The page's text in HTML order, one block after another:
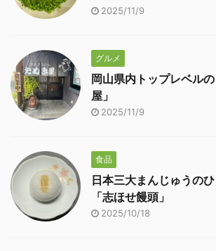
2025/11/9
グルメ
岡山県内トップレベル
屋」
2025/11/9
食品
日本三大まんじゅうの
「志ほせ饅頭」
2025/10/18